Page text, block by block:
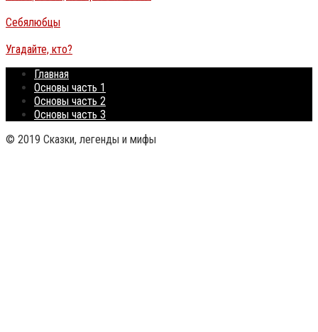
Себялюбцы
Угадайте, кто?
Главная
Основы часть 1
Основы часть 2
Основы часть 3
© 2019 Сказки, легенды и мифы